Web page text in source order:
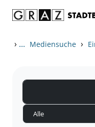
› ... Mediensuche ›